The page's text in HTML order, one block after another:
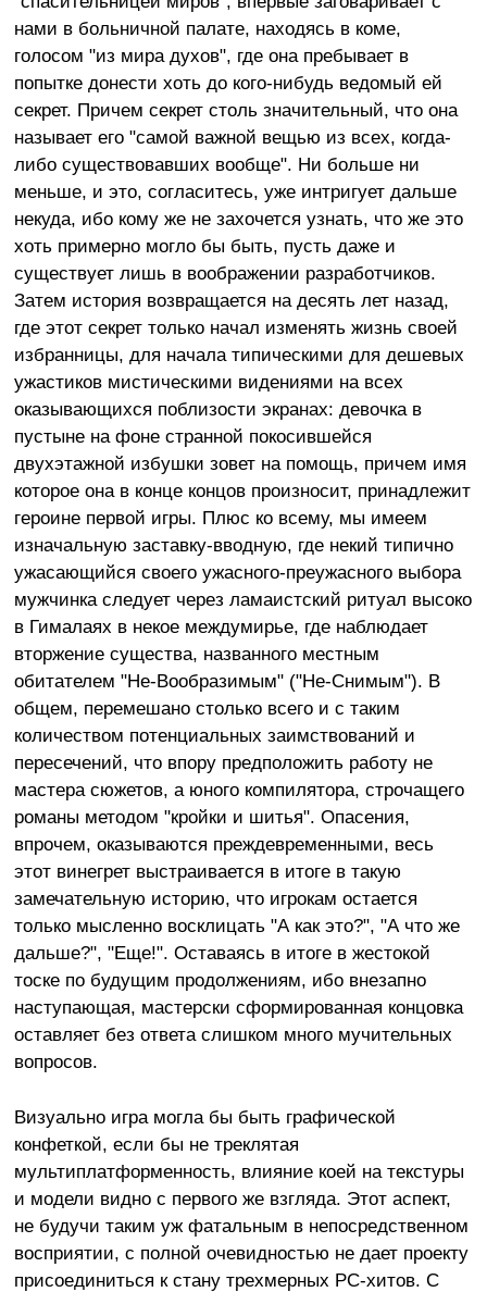
нами в больничной палате, находясь в коме,
голосом "из мира духов", где она пребывает в
попытке донести хоть до кого-нибудь ведомый ей
секрет. Причем секрет столь значительный, что она
называет его "самой важной вещью из всех, когда-
либо существовавших вообще". Ни больше ни
меньше, и это, согласитесь, уже интригует дальше
некуда, ибо кому же не захочется узнать, что же это
хоть примерно могло бы быть, пусть даже и
существует лишь в воображении разработчиков.
Затем история возвращается на десять лет назад,
где этот секрет только начал изменять жизнь своей
избранницы, для начала типическими для дешевых
ужастиков мистическими видениями на всех
оказывающихся поблизости экранах: девочка в
пустыне на фоне странной покосившейся
двухэтажной избушки зовет на помощь, причем имя
которое она в конце концов произносит, принадлежит
героине первой игры. Плюс ко всему, мы имеем
изначальную заставку-вводную, где некий типично
ужасающийся своего ужасного-преужасного выбора
мужчинка следует через ламаистский ритуал высоко
в Гималаях в некое междумирье, где наблюдает
вторжение существа, названного местным
обитателем "Не-Вообразимым" ("Не-Снимым"). В
общем, перемешано столько всего и с таким
количеством потенциальных заимствований и
пересечений, что впору предположить работу не
мастера сюжетов, а юного компилятора, строчащего
романы методом "кройки и шитья". Опасения,
впрочем, оказываются преждевременными, весь
этот винегрет выстраивается в итоге в такую
замечательную историю, что игрокам остается
только мысленно восклицать "А как это?", "А что же
дальше?", "Еще!". Оставаясь в итоге в жестокой
тоске по будущим продолжениям, ибо внезапно
наступающая, мастерски сформированная концовка
оставляет без ответа слишком много мучительных
вопросов.
Визуально игра могла бы быть графической
конфеткой, если бы не треклятая
мультиплатформенность, влияние коей на текстуры
и модели видно с первого же взгляда. Этот аспект,
не будучи таким уж фатальным в непосредственном
восприятии, с полной очевидностью не дает проекту
присоединиться к стану трехмерных PC-хитов. С